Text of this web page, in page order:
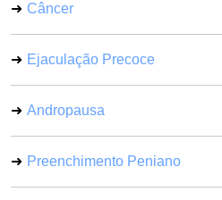
Câncer
Ejaculação Precoce
Andropausa
Preenchimento Peniano